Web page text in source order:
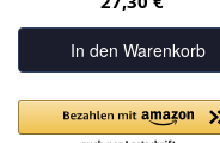
In den Warenkorb